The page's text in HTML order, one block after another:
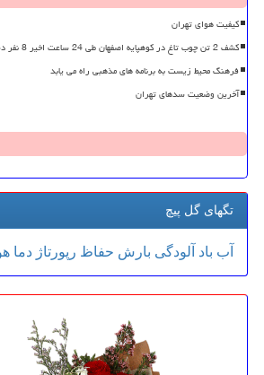
کیفیت هوای تهران
کشف 2 تن چوب تاغ در کوهپایه اصفهان طی 24 ساعت اخیر 8 نفر دستگیر شدند
فرهنگ محیط زیست به برنامه های مذهبی راه می یابد
آخرین وضعیت سدهای تهران
تگهای گل پیچ
آب باد آلودگی بارش حفاظ رپورتاژ دما